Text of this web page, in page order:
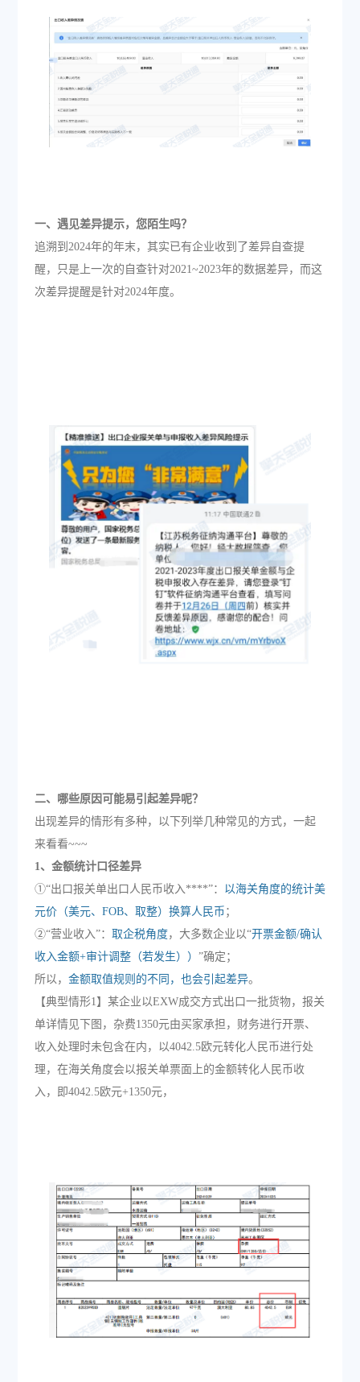
一、遇见差异提示，您陌生吗？
追溯到2024年的年末，其实已有企业收到了差异自查提
醒，只是上一次的自查针对2021~2023年的数据差异，而这
次差异提醒是针对2024年度。
二、哪些原因可能易引起差异呢？
出现差异的情形有多种，以下列举几种常见的方式，一起
来看看~~~
1、金额统计口径差异
①“出口报关单出口人民币收入****”： 以海关角度的统计美
元价（美元、FOB、取整）换算人民币 ；
②“营业收入”： 取企税角度，大多数企业以“开票金额/确认
收入金额+审计调整（若发生）） ”确定；
所以， 金额取值规则的不同，也会引起差异。
【典型情形1】某企业以EXW成交方式出口一批货物，报关
单详情见下图，杂费1350元由买家承担，财务进行开票、
收入处理时未包含在内，以4042.5欧元转化人民币进行处
理，在海关角度会以报关单票面上的金额转化人民币收
入，即4042.5欧元+1350元，